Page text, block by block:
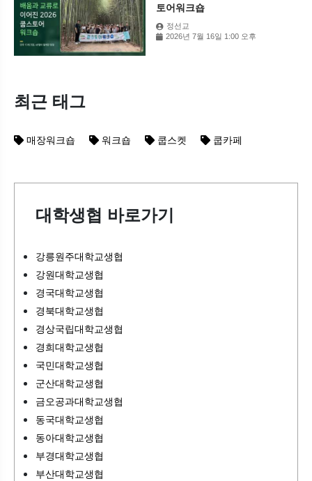
토어워크숍
정선교
2026년 7월 16일 1:00 오후
최근 태그
매장워크숍 워크숍 쿱스켓 쿱카페
대학생협 바로가기
강릉원주대학교생협
강원대학교생협
경국대학교생협
경북대학교생협
경상국립대학교생협
경희대학교생협
국민대학교생협
군산대학교생협
금오공과대학교생협
동국대학교생협
동아대학교생협
부경대학교생협
부산대학교생협